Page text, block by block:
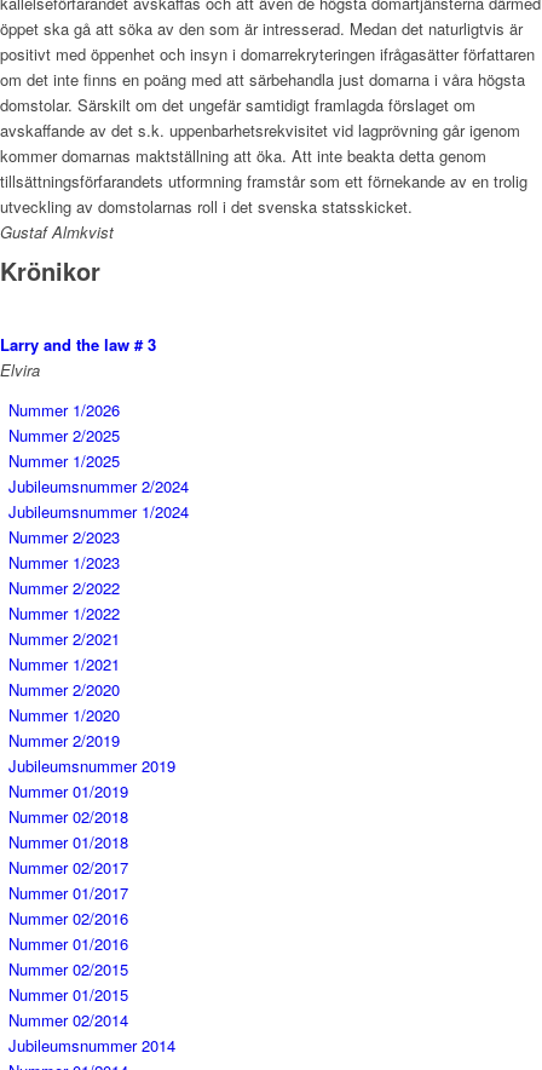
öppet ska gå att söka av den som är intresserad. Medan det naturligtvis är
positivt med öppenhet och insyn i domarrekryteringen ifrågasätter författaren
om det inte finns en poäng med att särbehandla just domarna i våra högsta
domstolar. Särskilt om det ungefär samtidigt framlagda förslaget om
avskaffande av det s.k. uppenbarhetsrekvisitet vid lagprövning går igenom
kommer domarnas maktställning att öka. Att inte beakta detta genom
tillsättningsförfarandets utformning framstår som ett förnekande av en trolig
utveckling av domstolarnas roll i det svenska statsskicket.
Gustaf Almkvist
Krönikor
Larry and the law # 3
Elvira
Nummer 1/2026
Nummer 2/2025
Nummer 1/2025
Jubileumsnummer 2/2024
Jubileumsnummer 1/2024
Nummer 2/2023
Nummer 1/2023
Nummer 2/2022
Nummer 1/2022
Nummer 2/2021
Nummer 1/2021
Nummer 2/2020
Nummer 1/2020
Nummer 2/2019
Jubileumsnummer 2019
Nummer 01/2019
Nummer 02/2018
Nummer 01/2018
Nummer 02/2017
Nummer 01/2017
Nummer 02/2016
Nummer 01/2016
Nummer 02/2015
Nummer 01/2015
Nummer 02/2014
Jubileumsnummer 2014